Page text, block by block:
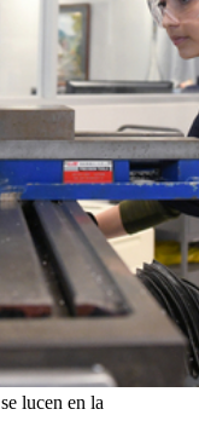
lucen en la